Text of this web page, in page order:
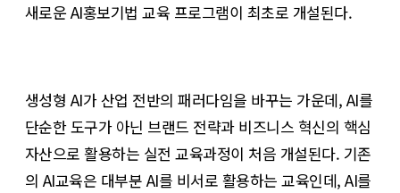
새로운 AI홍보기법 교육 프로그램이 최초로 개설된다.
생성형 AI가 산업 전반의 패러다임을 바꾸는 가운데, AI를
단순한 도구가 아닌 브랜드 전략과 비즈니스 혁신의 핵심
자산으로 활용하는 실전 교육과정이 처음 개설된다. 기존
의 AI교육은 대부분 AI를 비서로 활용하는 교육인데, AI를